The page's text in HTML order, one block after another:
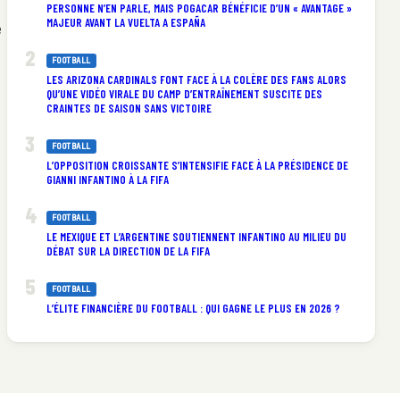
PERSONNE N’EN PARLE, MAIS POGACAR BÉNÉFICIE D’UN « AVANTAGE »
MAJEUR AVANT LA VUELTA A ESPAÑA
FOOTBALL
LES ARIZONA CARDINALS FONT FACE À LA COLÈRE DES FANS ALORS
QU’UNE VIDÉO VIRALE DU CAMP D’ENTRAÎNEMENT SUSCITE DES
CRAINTES DE SAISON SANS VICTOIRE
FOOTBALL
L’OPPOSITION CROISSANTE S’INTENSIFIE FACE À LA PRÉSIDENCE DE
GIANNI INFANTINO À LA FIFA
FOOTBALL
LE MEXIQUE ET L’ARGENTINE SOUTIENNENT INFANTINO AU MILIEU DU
DÉBAT SUR LA DIRECTION DE LA FIFA
FOOTBALL
L’ÉLITE FINANCIÈRE DU FOOTBALL : QUI GAGNE LE PLUS EN 2026 ?